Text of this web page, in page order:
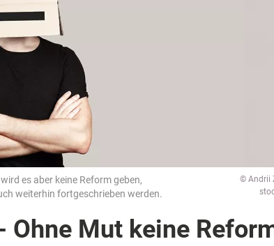
es aber keine Reform geben,
weiterhin fortgeschrieben werden.
© Andrii
Ohne Mut keine